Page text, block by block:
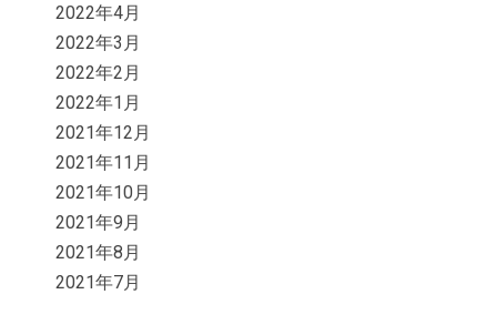
2022年4月
2022年3月
2022年2月
2022年1月
2021年12月
2021年11月
2021年10月
2021年9月
2021年8月
2021年7月